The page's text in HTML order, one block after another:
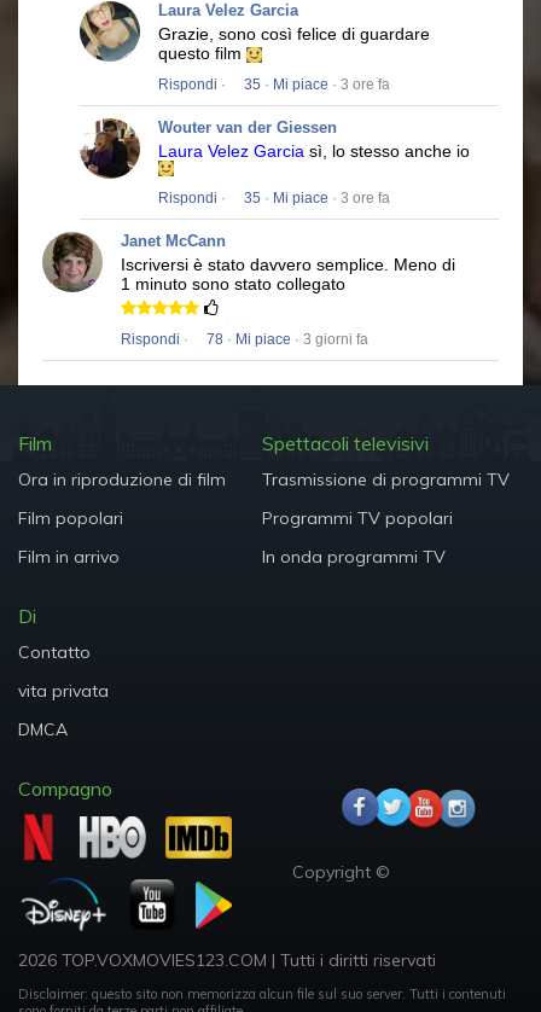
Laura Velez Garcia
Grazie, sono così felice di guardare
questo film
Rispondi · 35 · Mi piace · 3 ore fa
Wouter van der Giessen
Laura Velez Garcia sì, lo stesso anche io
Rispondi · 35 · Mi piace · 3 ore fa
Janet McCann
Iscriversi è stato davvero semplice. Meno di
1 minuto sono stato collegato
Rispondi · 78 · Mi piace · 3 giorni fa
Film
Ora in riproduzione di film
Film popolari
Film in arrivo
Spettacoli televisivi
Trasmissione di programmi TV
Programmi TV popolari
In onda programmi TV
Di
Contatto
vita privata
DMCA
Compagno
Copyright ©
2026 TOP.VOXMOVIES123.COM | Tutti i diritti riservati
Disclaimer: questo sito non memorizza alcun file sul suo server. Tutti i contenuti